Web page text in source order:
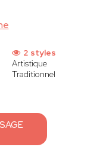
2 styles
Artistique
Traditionnel